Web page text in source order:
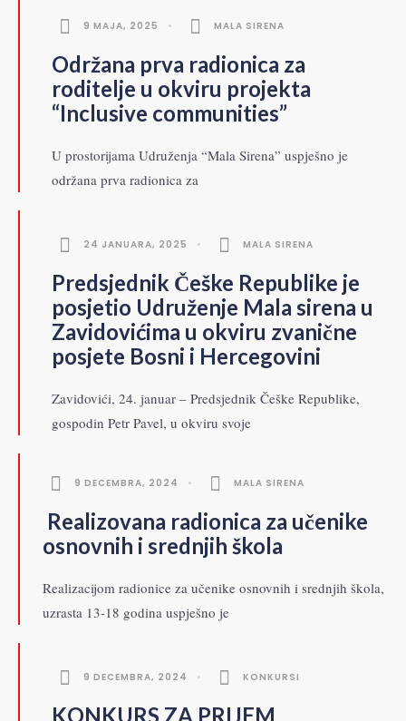
9 MAJA, 2025 • MALA SIRENA
Održana prva radionica za
roditelje u okviru projekta
“Inclusive communities”
U prostorijama Udruženja “Mala Sirena” uspješno je
održana prva radionica za
24 JANUARA, 2025 • MALA SIRENA
Predsjednik Češke Republike je
posjetio Udruženje Mala sirena u
Zavidovićima u okviru zvanične
posjete Bosni i Hercegovini
Zavidovići, 24. januar – Predsjednik Češke Republike,
gospodin Petr Pavel, u okviru svoje
9 DECEMBRA, 2024 • MALA SIRENA
Realizovana radionica za učenike
osnovnih i srednjih škola
Realizacijom radionice za učenike osnovnih i srednjih škola,
uzrasta 13-18 godina uspješno je
9 DECEMBRA, 2024 • KONKURSI
KONKURS ZA PRIJEM